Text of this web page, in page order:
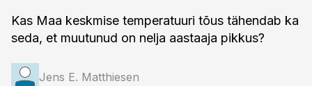
Kas Maa keskmise temperatuuri tõus tähendab ka
seda, et muutunud on nelja aastaaja pikkus?
Jens E. Matthiesen